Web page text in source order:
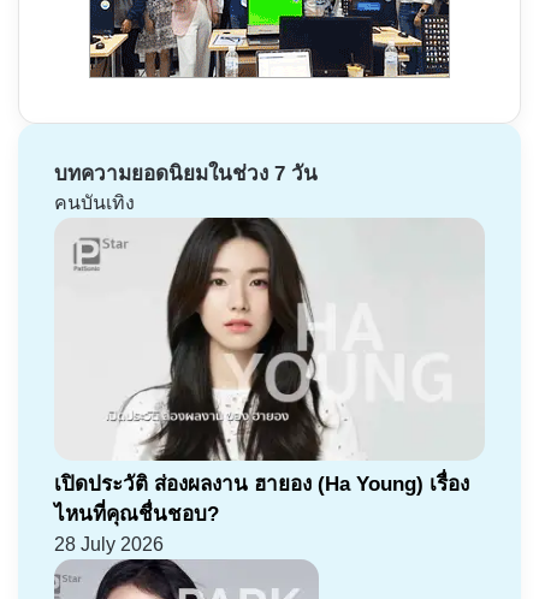
บทความยอดนิยมในช่วง 7 วัน
คนบันเทิง
เปิดประวัติ ส่องผลงาน ฮายอง (Ha Young) เรื่อง
ไหนที่คุณชื่นชอบ?
28 July 2026